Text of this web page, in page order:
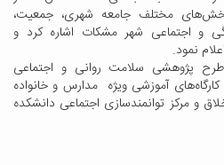
مختلف جامعه شهری، جمعیت،
و اجتماعی شهر مشکات اشاره کرد و
نمود.
پژوهشی سلامت روانی و اجتماعی
آموزشی ویژه مدارس و خانواده
و مرکز توانمندسازی اجتماعی دانشکده